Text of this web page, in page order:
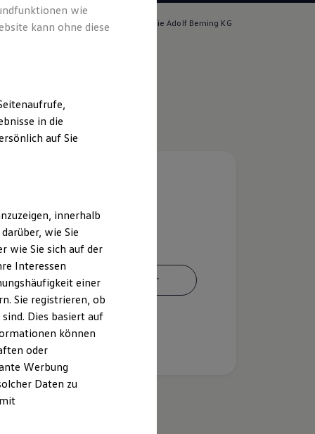
für die Inhalte auf dieser Seite ist die Adolf Berning KG
Ansprechpartner
wie
kann ohne diese
in die
auf Sie
innerhalb
wie Sie
wie Sie sich auf der
Interessen
einer
Sie registrieren, ob
Dies basiert auf
können
oder
Werbung
Daten zu